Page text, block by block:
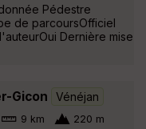
Pédestre
de parcoursOfficiel
Dernière mise
Gicon Vénéjan
9 km 220 m